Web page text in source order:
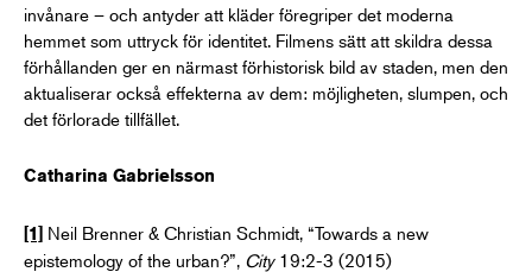
invånare – och antyder att kläder föregriper det moderna
hemmet som uttryck för identitet. Filmens sätt att skildra dessa
förhållanden ger en närmast förhistorisk bild av staden, men den
aktualiserar också effekterna av dem: möjligheten, slumpen, och
det förlorade tillfället.
Catharina Gabrielsson
[1] Neil Brenner & Christian Schmidt, “Towards a new
epistemology of the urban?”, City 19:2-3 (2015)